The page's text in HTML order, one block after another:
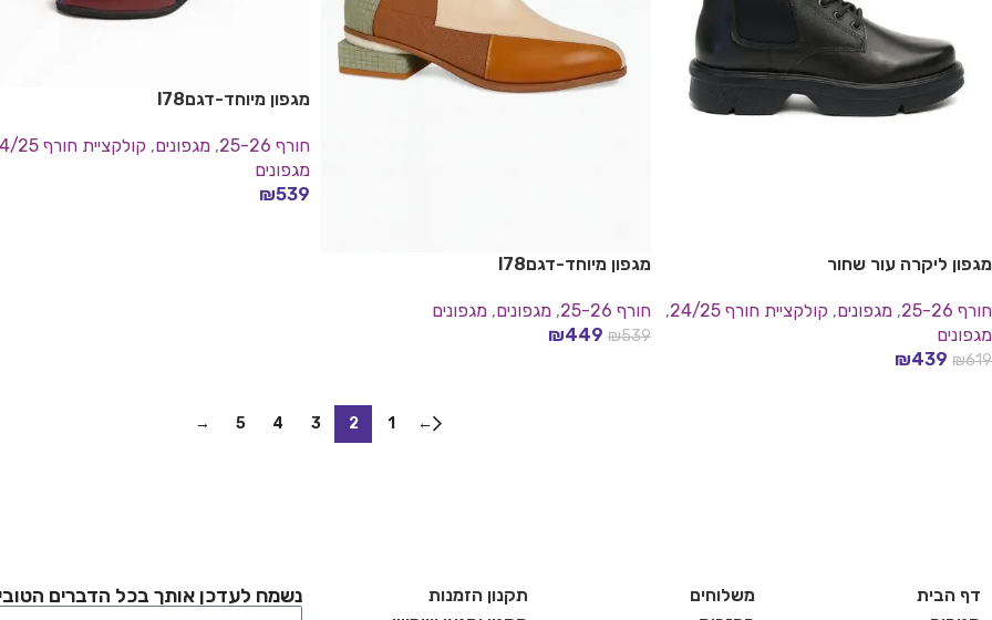
מגפון ליקרה עור שחור
חורף 25-26 , מגפונים, קולקציית חורף 24/25
,
מגפונים
₪619
₪439
מגפון מיוחד-דגםl78
חורף 25-26 , מגפונים, מגפונים
₪539
₪449
מגפון מיוחד-דגםl78
חורף 25-26 , מגפונים, קולקציית חורף 24/25
מגפונים
₪539
←
1
2
3
4
5
→
דף הבית
משלוחים
תקנון הזמנות
נשמח לעדכן אותך בכל הדברים